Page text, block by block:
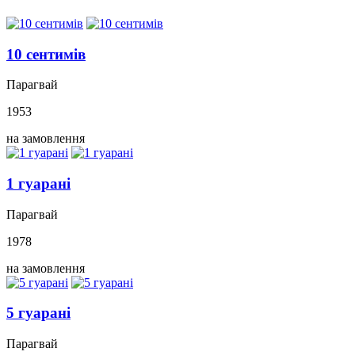
10 сентимів
Парагвай
1953
на замовлення
1 гуарані
Парагвай
1978
на замовлення
5 гуарані
Парагвай